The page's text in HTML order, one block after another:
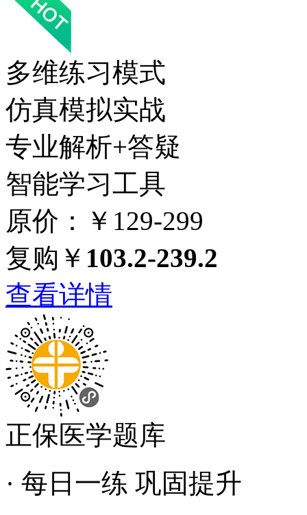
多维练习模式
仿真模拟实战
专业解析+答疑
智能学习工具
原价：￥129-299
复购￥ 103.2-239.2
查看详情
正保医学题库
· 每日一练 巩固提升